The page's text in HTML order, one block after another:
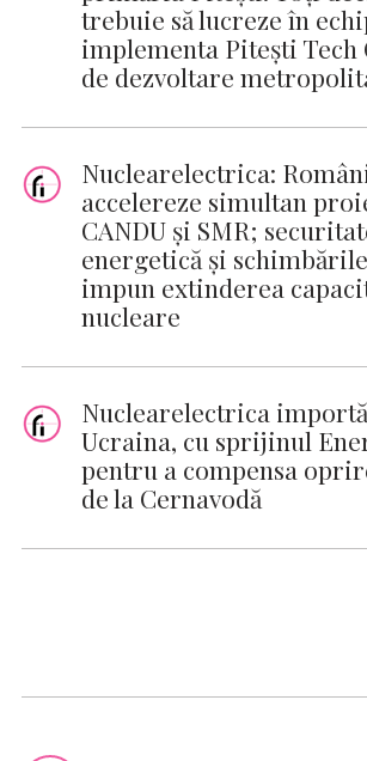
trebuie să lucreze în
implementa Pitești
de dezvoltare
Nuclearelectrica:
accelereze simultan
CANDU și SMR;
energetică și
impun extinderea
nucleare
Nuclearelectrica
Ucraina, cu sprijinul
pentru a compensa
de la Cernavodă